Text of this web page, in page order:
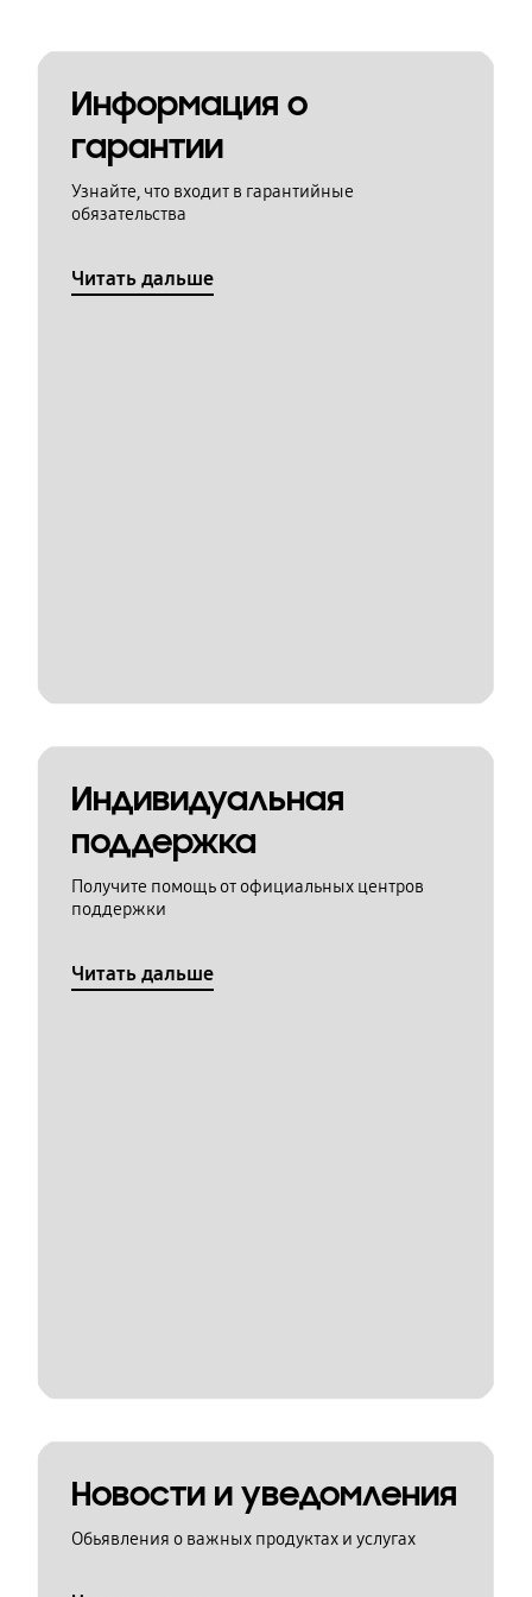
Информация о
гарантии
Узнайте, что входит в гарантийные
обязательства
Читать дальше
Индивидуальная
поддержка
Получите помощь от официальных центров
поддержки
Читать дальше
Новости и уведомления
Обьявления о важных продуктах и услугах